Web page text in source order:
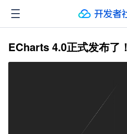
ECharts 4.0正式发布了！